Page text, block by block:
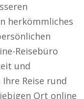
herkömmliches
Reisebüro
und
Reise rund
Ort online